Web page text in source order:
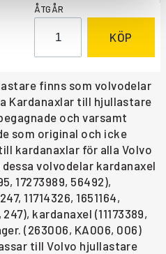
ÅTGÅR
KÖP
finns som volvodelar
Kardanaxlar till hjullastare
och varsamt
som original och icke
kardanaxlar för alla Volvo
volvodelar kardanaxel
17273989, 56492),
11714326, 1651164,
kardanaxel (11173389,
(263006, KA006, 006)
till Volvo hjullastare